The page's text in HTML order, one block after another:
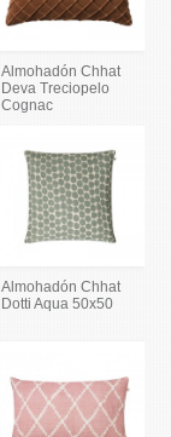
Almohadón Chhat
Deva Treciopelo
Cognac
Almohadón Chhat
Dotti Aqua 50x50